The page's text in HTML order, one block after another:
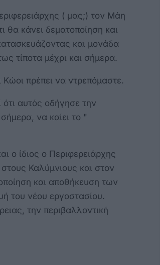
( μας;) τον Μάη
θα κάνει δεματοποίηση και
και μονάδα
τίποτα μέχρι και σήμερα.
Κώοι πρέπει να ντρεπόμαστε.
ότι αυτός οδήγησε την
να καίει το "
ο ίδιος ο Περιφερειάρχης
Καλύμνιους και στον
και αποθήκευση των
του νέου εργοστασίου.
την περιβαλλοντική